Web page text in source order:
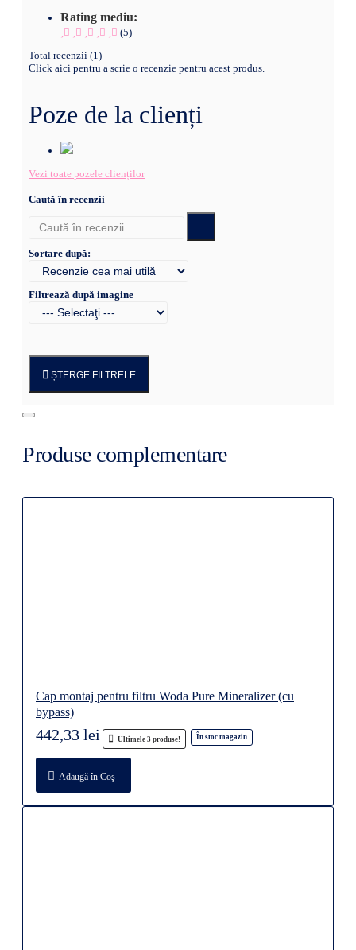
Rating mediu:
(5)
Total recenzii (1)
Click aici pentru a scrie o recenzie pentru acest produs.
Poze de la clienți
Vezi toate pozele clienților
Caută în recenzii
Sortare după:
Filtrează după imagine
ȘTERGE FILTRELE
Produse complementare
Cap montaj pentru filtru Woda Pure Mineralizer (cu
bypass)
Ultimele 3 produse! În stoc magazin
442,33 lei
Adaugă în Coş